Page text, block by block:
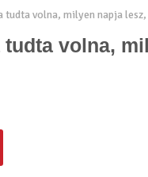
tudta volna, milyen napja
volna,